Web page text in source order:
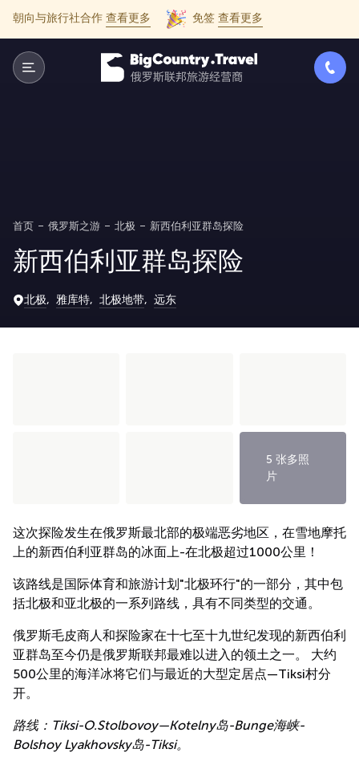
朝向与旅行社合作 查看更多 免签 查看更多
首页 俄罗斯之游 北极 新西伯利亚群岛探险
新西伯利亚群岛探险
北极 雅库特 北极地带 远东
5 张多照
片
这次探险发生在俄罗斯最北部的极端恶劣地区，在雪地摩托
上的新西伯利亚群岛的冰面上-在北极超过1000公里！
该路线是国际体育和旅游计划"北极环行"的一部分，其中包
括北极和亚北极的一系列路线，具有不同类型的交通。
俄罗斯毛皮商人和探险家在十七至十九世纪发现的新西伯利
亚群岛至今仍是俄罗斯联邦最难以进入的领土之一。 大约
500公里的海洋冰将它们与最近的大型定居点—Tiksi村分
开。
路线：Tiksi-O.Stolbovoy—Kotelny岛-Bunge海峡-
Bolshoy Lyakhovsky岛-Tiksi。